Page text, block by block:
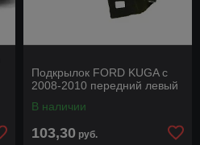
Подкрылок FORD KUGA с
2008-2010 передний левый
В наличии
103,30 руб.